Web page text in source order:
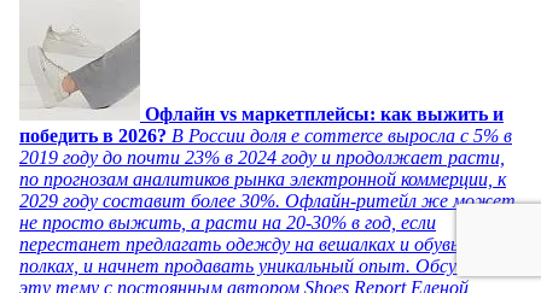
Офлайн vs маркетплейсы: как выжить и
победить в 2026? В России доля e commerce выросла с 5% в
2019 году до почти 23% в 2024 году и продолжает расти,
по прогнозам аналитиков рынка электронной коммерции, к
2029 году составит более 30%. Офлайн-ритейл же может
не просто выжить, а расти на 20-30% в год, если
перестанет предлагать одежду на вешалках и обувь на
полках, и начнет продавать уникальный опыт. Обсуждаем
эту тему с постоянным автором Shoes Report Еленой